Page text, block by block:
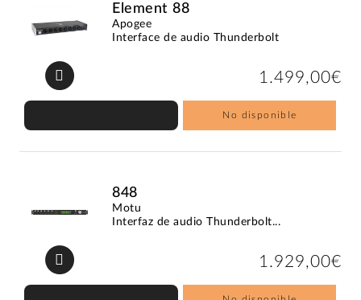
Element 88
Apogee
Interface de audio Thunderbolt
1.499,00€
No disponible
848
Motu
Interfaz de audio Thunderbolt...
1.929,00€